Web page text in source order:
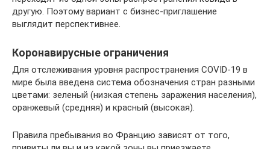
другую. Поэтому вариант с бизнес-приглашение
выглядит перспективнее.
Коронавирусные ограничения
Для отслеживания уровня распространения COVID-19 в
мире была введена система обозначения стран разными
цветами: зеленый (низкая степень заражения населения),
оранжевый (средняя) и красный (высокая).
Правила пребывания во Францию зависят от того,